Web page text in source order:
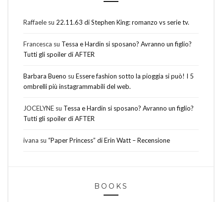
Raffaele su 22.11.63 di Stephen King: romanzo vs serie tv.
Francesca su Tessa e Hardin si sposano? Avranno un figlio?
Tutti gli spoiler di AFTER
Barbara Bueno su Essere fashion sotto la pioggia si può! I 5
ombrelli più instagrammabili del web.
JOCELYNE su Tessa e Hardin si sposano? Avranno un figlio?
Tutti gli spoiler di AFTER
ivana su “Paper Princess” di Erin Watt – Recensione
BOOKS